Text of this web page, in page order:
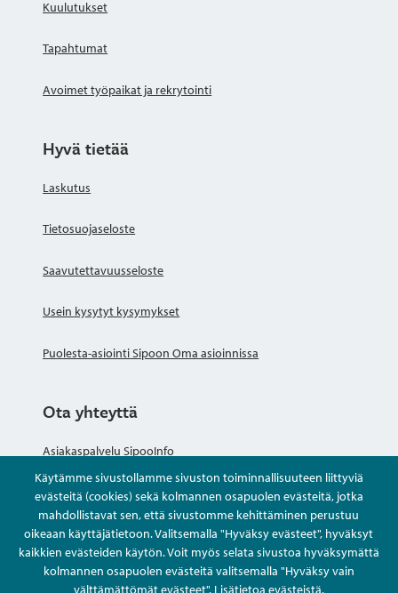
Käytämme sivustollamme sivuston toiminnallisuuteen liittyviä
evästeitä (cookies) sekä kolmannen osapuolen evästeitä, jotka
mahdollistavat sen, että sivustomme kehittäminen perustuu
oikeaan käyttäjätietoon. Valitsemalla "Hyväksy evästeet", hyväksyt
kaikkien evästeiden käytön. Voit myös selata sivustoa hyväksymättä
kolmannen osapuolen evästeitä valitsemalla "Hyväksy vain
välttämättömät evästeet". Lisätietoa evästeistä.
Kuulutukset
Tapahtumat
Avoimet työpaikat ja rekrytointi
Hyvä tietää
Laskutus
Tietosuojaseloste
Saavutettavuusseloste
Usein kysytyt kysymykset
Puolesta-asiointi Sipoon Oma asioinnissa
Ota yhteyttä
Asiakaspalvelu SipooInfo
Anna palautetta nimettömästi
Kysy tai asioi
Yhteystiedot